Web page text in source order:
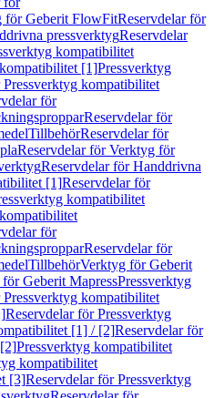
för Geberit FlowFitReservdelar för
pressverktygReservdelar
kompatibilitet
[1]Pressverktyg
kompatibilitet
för
Reservdelar för
TillbehörReservdelar för
Reservdelar för Verktyg för
Reservdelar för Handdrivna
[1]Reservdelar för
kompatibilitet
för
Reservdelar för
TillbehörVerktyg för Geberit
Geberit MapressPressverktyg
kompatibilitet
Reservdelar för Pressverktyg
[1] / [2]Reservdelar för
Pressverktyg kompatibilitet
kompatibilitet
[3]Reservdelar för Pressverktyg